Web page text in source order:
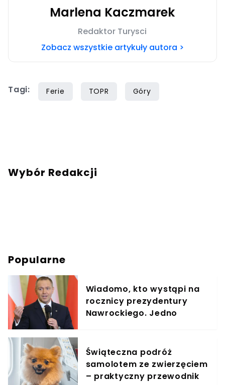
Marlena Kaczmarek
Redaktor Turysci
Zobacz wszystkie artykuły autora >
Tagi: Ferie TOPR Góry
Wybór Redakcji
Popularne
Wiadomo, kto wystąpi na
rocznicy prezydentury
Nawrockiego. Jedno
Świąteczna podróż
samolotem ze zwierzęciem
– praktyczny przewodnik